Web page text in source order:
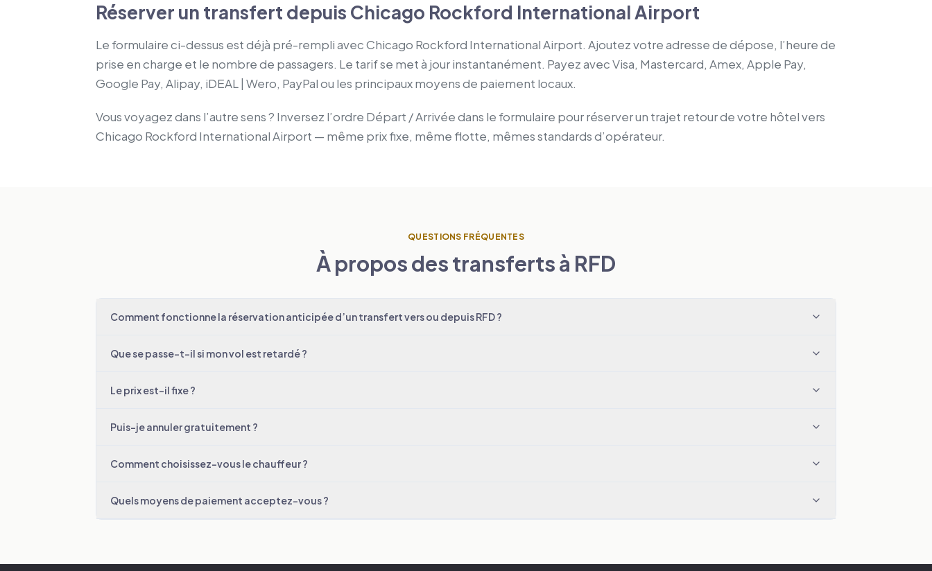
Réserver un transfert depuis Chicago Rockford International Airport
Le formulaire ci-dessus est déjà pré-rempli avec Chicago Rockford International Airport. Ajoutez votre adresse de dépose, l’heure de
prise en charge et le nombre de passagers. Le tarif se met à jour instantanément. Payez avec Visa, Mastercard, Amex, Apple Pay,
Google Pay, Alipay, iDEAL | Wero, PayPal ou les principaux moyens de paiement locaux.
Vous voyagez dans l’autre sens ? Inversez l’ordre Départ / Arrivée dans le formulaire pour réserver un trajet retour de votre hôtel vers
Chicago Rockford International Airport — même prix fixe, même flotte, mêmes standards d’opérateur.
QUESTIONS FRÉQUENTES
À propos des transferts à RFD
Comment fonctionne la réservation anticipée d’un transfert vers ou depuis RFD ?
Que se passe-t-il si mon vol est retardé ?
Le prix est-il fixe ?
Puis-je annuler gratuitement ?
Comment choisissez-vous le chauffeur ?
Quels moyens de paiement acceptez-vous ?